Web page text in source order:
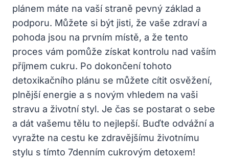
plánem máte na vaší straně pevný základ a
podporu. Můžete si být jisti, že vaše zdraví a
pohoda jsou na prvním místě, a že tento
proces vám pomůže získat kontrolu nad vaším
příjmem cukru. Po dokončení tohoto
detoxikačního plánu se můžete cítit osvěžení,
plnější energie a s novým vhledem na vaši
stravu a životní styl. Je čas se postarat o sebe
a dát vašemu tělu to nejlepší. Buďte odvážní a
vyražte na cestu ke zdravějšímu životnímu
stylu s tímto 7denním cukrovým detoxem!